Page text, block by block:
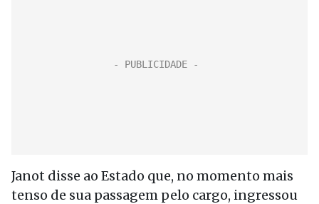
Janot disse ao Estado que, no momento mais
tenso de sua passagem pelo cargo, ingressou